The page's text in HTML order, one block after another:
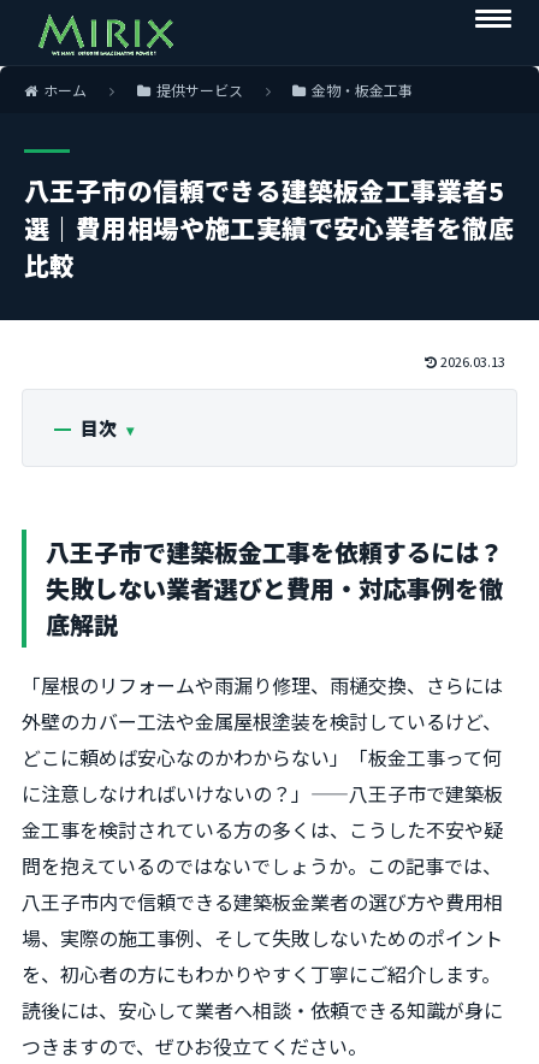
ホーム 提供サービス 金物・板金工事
八王子市の信頼できる建築板金工事業者5
選｜費用相場や施工実績で安心業者を徹底
比較
2026.03.13
目次
八王子市で建築板金工事を依頼するには？
失敗しない業者選びと費用・対応事例を徹
底解説
「屋根のリフォームや雨漏り修理、雨樋交換、さらには
外壁のカバー工法や金属屋根塗装を検討しているけど、
どこに頼めば安心なのかわからない」「板金工事って何
に注意しなければいけないの？」——八王子市で建築板
金工事を検討されている方の多くは、こうした不安や疑
問を抱えているのではないでしょうか。この記事では、
八王子市内で信頼できる建築板金業者の選び方や費用相
場、実際の施工事例、そして失敗しないためのポイント
を、初心者の方にもわかりやすく丁寧にご紹介します。
読後には、安心して業者へ相談・依頼できる知識が身に
つきますので、ぜひお役立てください。